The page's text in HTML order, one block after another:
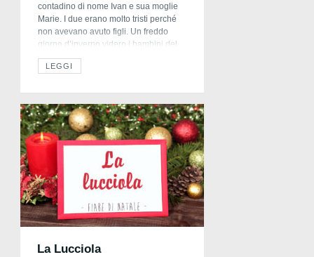
contadino di nome Ivan e sua moglie
Marie. I due erano molto tristi perché
non avevano avuto figli. Un freddo
giorno d’inverno videro i bambini del
villaggio che costruivano un pupazzo
di neve. “Facciamo anche noi un
moglie. “Che bella idea”, rispose […]
LEGGI
La Lucciola